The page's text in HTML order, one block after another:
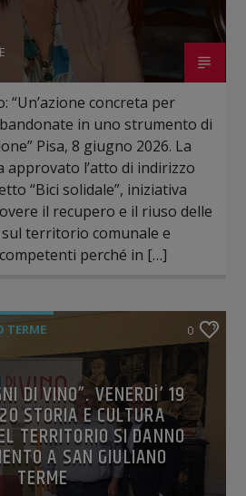
“Un’azione concreta per
in uno strumento di
Pisa, 8 giugno 2026. La
approvato l’atto di indirizzo
“Bici solidale”, iniziativa
il recupero e il riuso delle
territorio comunale e
perché in […]
TERME 0
DI VINO”. VENERDÌ’ 19
STORIA E CULTURA
TERRITORIO SI DANNO
A SAN GIULIANO
TERME